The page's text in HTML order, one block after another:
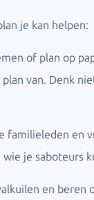
je kan helpen:
of plan op
van. Denk
familieleden en
wie je saboteurs
en beren